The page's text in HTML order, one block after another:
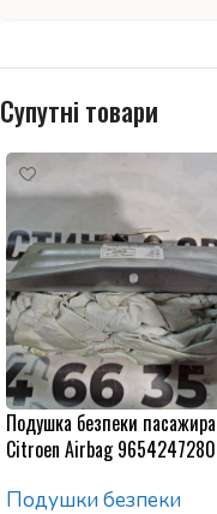
Супутні товари
Подушка безпеки пасажира
Citroen Airbag 9654247280
Подушки безпеки